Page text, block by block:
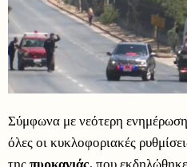
Σύμφωνα με νεότερη
όλες οι κυκλοφοριακές